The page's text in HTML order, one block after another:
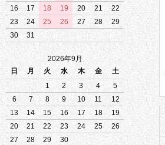
16
17 18 19 20 21
22
23
24 25 26 27 28
29
30
31
2026年9月
日
月 火 水 木 金
土
1
2 3 4
5
6
7 8 9 10 11
12
13
14 15 16 17 18
19
20
21 22 23 24 25
26
27
28 29 30